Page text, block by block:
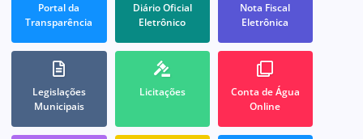
Portal da
Transparência
Diário Oficial
Eletrônico
Nota Fiscal
Eletrônica
Legislações
Municipais
Licitações
Conta de Água
Online